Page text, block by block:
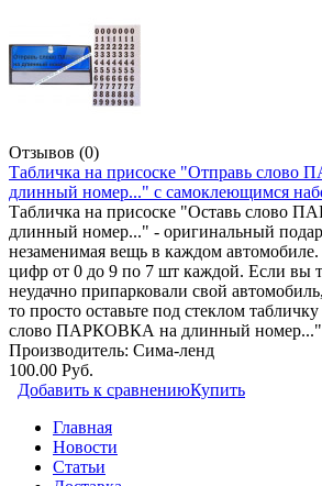
Отзывов (0)
Табличка на присоске "Отправь
длинный номер..." с самоклеющимся
Табличка на присоске "Оставь слово
длинный номер..." - оригинальный
незаменимая вещь в каждом
цифр от 0 до 9 по 7 шт каждой. Если вы
неудачно припарковали свой
то просто оставьте под стеклом
слово ПАРКОВКА на длинный номер..."
Производитель: Сима-ленд
100.00 Руб.
Добавить к сравнениюКупить
Главная
Новости
Статьи